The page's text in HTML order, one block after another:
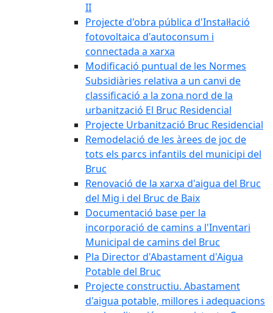
II
Projecte d'obra pública d'Instal·lació
fotovoltaica d'autoconsum i
connectada a xarxa
Modificació puntual de les Normes
Subsidiàries relativa a un canvi de
classificació a la zona nord de la
urbanització El Bruc Residencial
Projecte Urbanització Bruc Residencial
Remodelació de les àrees de joc de
tots els parcs infantils del municipi del
Bruc
Renovació de la xarxa d'aigua del Bruc
del Mig i del Bruc de Baix
Documentació base per la
incorporació de camins a l'Inventari
Municipal de camins del Bruc
Pla Director d'Abastament d'Aigua
Potable del Bruc
Projecte constructiu. Abastament
d'aigua potable, millores i adequacions